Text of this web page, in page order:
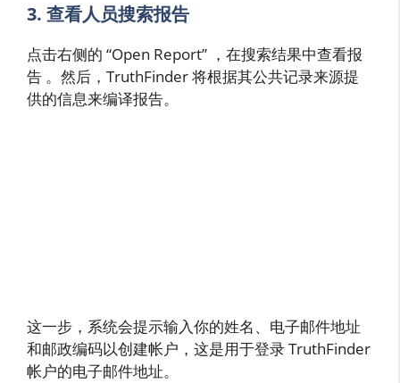
3. 查看人员搜索报告
点击右侧的 “Open Report” ，在搜索结果中查看报
告 。然后，TruthFinder 将根据其公共记录来源提
供的信息来编译报告。
这一步，系统会提示输入你的姓名、电子邮件地址
和邮政编码以创建帐户，这是用于登录 TruthFinder
帐户的电子邮件地址。